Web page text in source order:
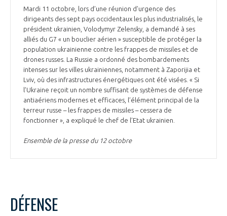
Mardi 11 octobre, lors d’une réunion d’urgence des
dirigeants des sept pays occidentaux les plus industrialisés, le
président ukrainien, Volodymyr Zelensky, a demandé à ses
alliés du G7 « un bouclier aérien » susceptible de protéger la
population ukrainienne contre les frappes de missiles et de
drones russes. La Russie a ordonné des bombardements
intenses sur les villes ukrainiennes, notamment à Zaporijia et
Lviv, où des infrastructures énergétiques ont été visées. « Si
l’Ukraine reçoit un nombre suffisant de systèmes de défense
antiaériens modernes et efficaces, l’élément principal de la
terreur russe – les frappes de missiles – cessera de
fonctionner », a expliqué le chef de l’Etat ukrainien.
Ensemble de la presse du 12 octobre
DÉFENSE